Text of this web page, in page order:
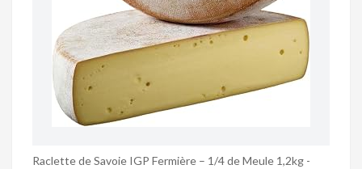
Raclette de Savoie IGP Fermière – 1/4 de Meule 1,2kg -